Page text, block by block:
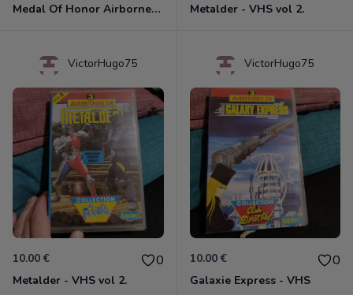
Medal Of Honor Airborne Xbox 360 Metalder - VHS vol 2.
VictorHugo75
10.00 € 0
Metalder - VHS vol 2.
VictorHugo75
10.00 € 0
Galaxie Express - VHS